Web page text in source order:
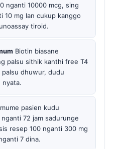
nganti 10000 mcg, sing
10 mg lan cukup kanggo
tiroid.
Biotin biasane
palsu sithik kanthi free T4
dhuwur, dudu
nyata.
pasien kudu
72 jam sadurunge
resep 100 nganti 300 mg
7 dina.